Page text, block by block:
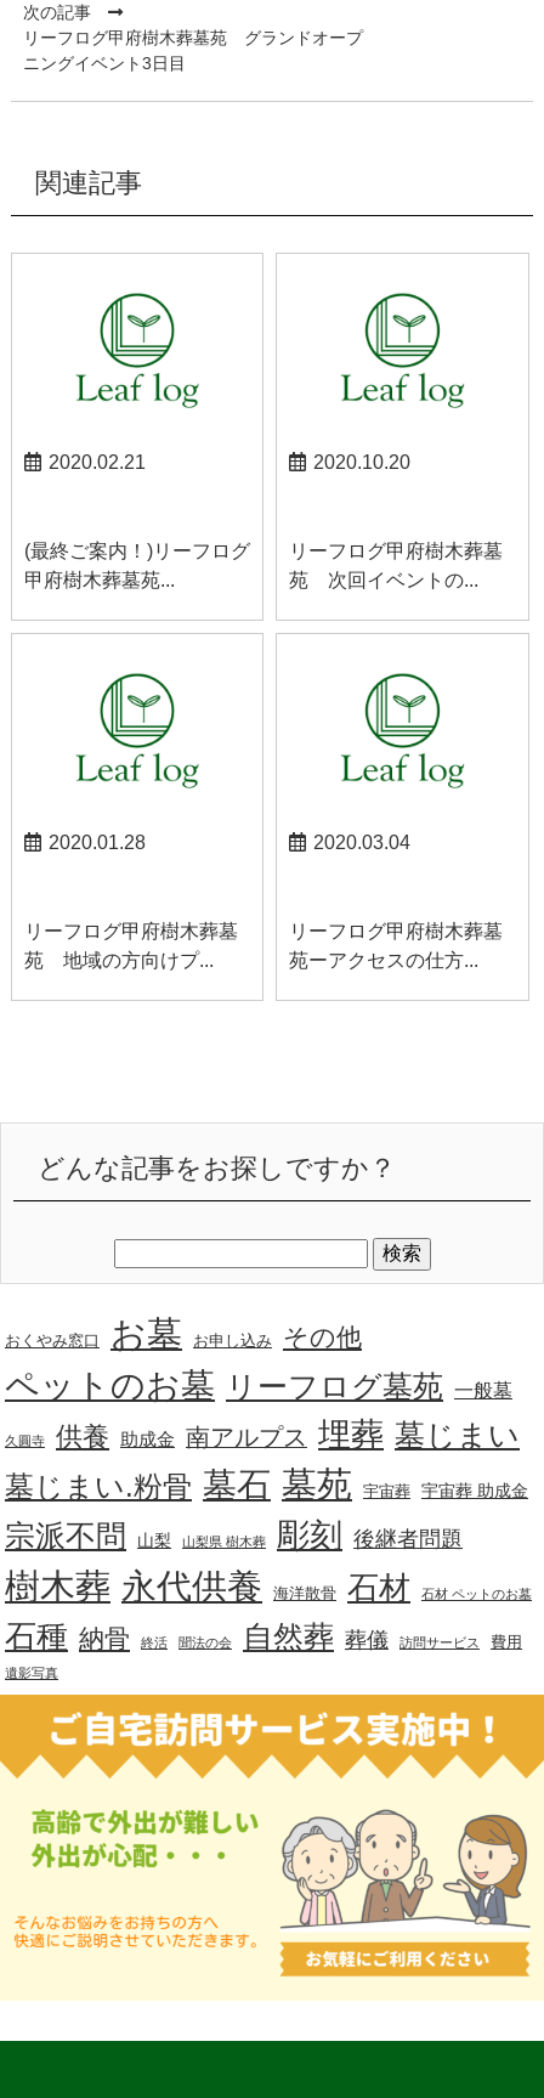
次の記事
リーフログ甲府樹木葬墓苑 グランドオープ
ニングイベント3日目
関連記事
2020.02.21
(最終ご案内！)リーフログ
甲府樹木葬墓苑...
2020.10.20
リーフログ甲府樹木葬墓
苑 次回イベントの...
2020.01.28
リーフログ甲府樹木葬墓
苑 地域の方向けプ...
2020.03.04
リーフログ甲府樹木葬墓
苑ーアクセスの仕方...
どんな記事をお探しですか？
おくやみ窓口 お墓 お申し込み その他
ペットのお墓 リーフログ墓苑 一般墓
久圓寺 供養 助成金 南アルプス 埋葬 墓じまい
墓じまい.粉骨 墓石 墓苑 宇宙葬 宇宙葬 助成金
宗派不問 山梨 山梨県 樹木葬 彫刻 後継者問題
樹木葬 永代供養 海洋散骨 石材 石材 ペットのお墓
石種 納骨 終活 聞法の会 自然葬 葬儀 訪問サービス 費用
遺影写真